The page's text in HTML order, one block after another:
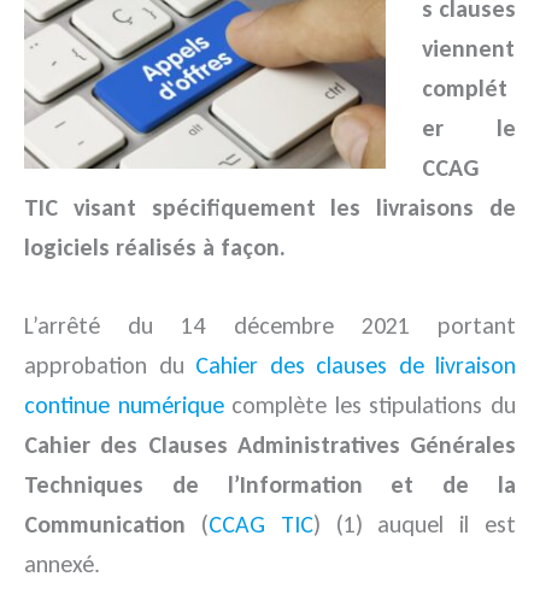
s clauses
viennent
complét
er le
CCAG
TIC visant spécifiquement les livraisons de
logiciels réalisés à façon.
L’arrêté du 14 décembre 2021 portant
approbation du Cahier des clauses de livraison
continue numériquecomplète les stipulations du
Cahier des Clauses Administratives Générales
Techniques de l’Information et de la
Communication (CCAG TIC) (1) auquel il est
annexé.